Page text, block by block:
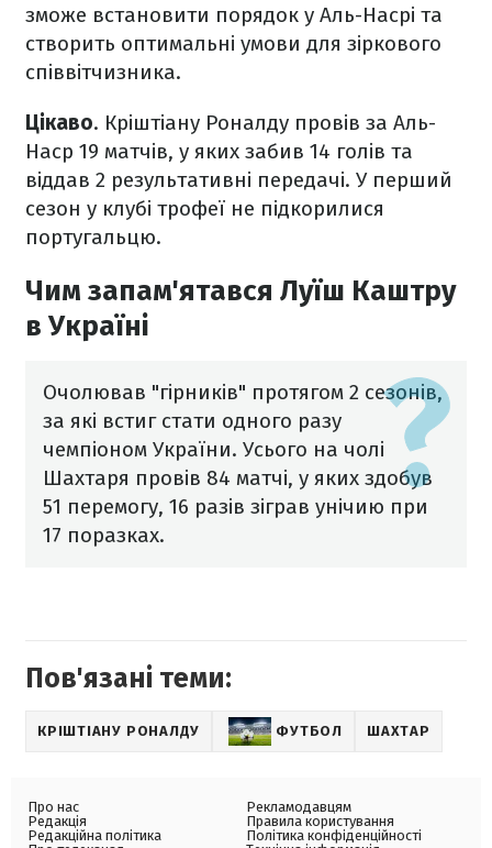
зможе встановити порядок у Аль-Насрі та
створить оптимальні умови для зіркового
співвітчизника.
Цікаво. Кріштіану Роналду провів за Аль-
Наср 19 матчів, у яких забив 14 голів та
віддав 2 результативні передачі. У перший
сезон у клубі трофеї не підкорилися
португальцю.
Чим запам'ятався Луїш Каштру
в Україні
Очолював "гірників" протягом 2 сезонів,
за які встиг стати одного разу
чемпіоном України. Усього на чолі
Шахтаря провів 84 матчі, у яких здобув
51 перемогу, 16 разів зіграв унічию при
17 поразках.
Пов'язані теми:
КРІШТІАНУ РОНАЛДУ ФУТБОЛ ШАХТАР
Про нас
Редакція
Редакційна політика
Рекламодавцям
Правила користування
Політика конфіденційності